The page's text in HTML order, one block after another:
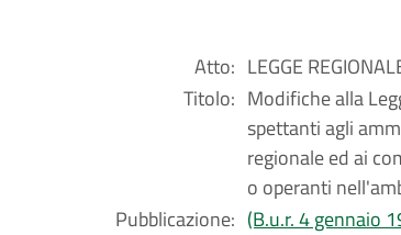
Atto: LEGGE
Titolo: Modifiche alla
spettanti agli
regionale ed ai
o operanti
Pubblicazione: (B.u.r. 4 gennaio